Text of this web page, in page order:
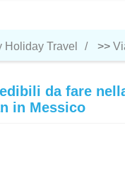
Holiday Travel >>
da fare
in Messico